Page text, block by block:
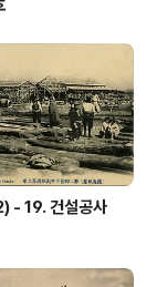
- 19. 건설공사